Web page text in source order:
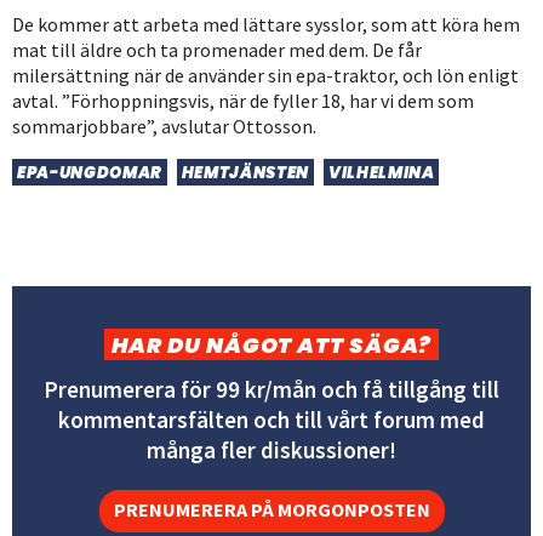
De kommer att arbeta med lättare sysslor, som att köra hem
mat till äldre och ta promenader med dem. De får
milersättning när de använder sin epa-traktor, och lön enligt
avtal. ”Förhoppningsvis, när de fyller 18, har vi dem som
sommarjobbare”, avslutar Ottosson.
EPA-UNGDOMAR HEMTJÄNSTEN VILHELMINA
HAR DU NÅGOT ATT SÄGA?
Prenumerera för 99 kr/mån och få tillgång till
kommentarsfälten och till vårt forum med
många fler diskussioner!
PRENUMERERA PÅ MORGONPOSTEN